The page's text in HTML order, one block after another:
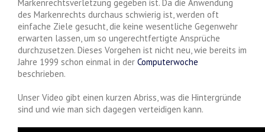
Markenrechtsverletzung gegeben ist. Da die Anwendung
des Markenrechts durchaus schwierig ist, werden oft
einfache Ziele gesucht, die keine wesentliche Gegenwehr
erwarten lassen, um so ungerechtfertigte Ansprüche
durchzusetzen. Dieses Vorgehen ist nicht neu, wie bereits im
Jahre 1999 schon einmal in der Computerwoche
beschrieben.
Unser Video gibt einen kurzen Abriss, was die Hintergründe
sind und wie man sich dagegen verteidigen kann.